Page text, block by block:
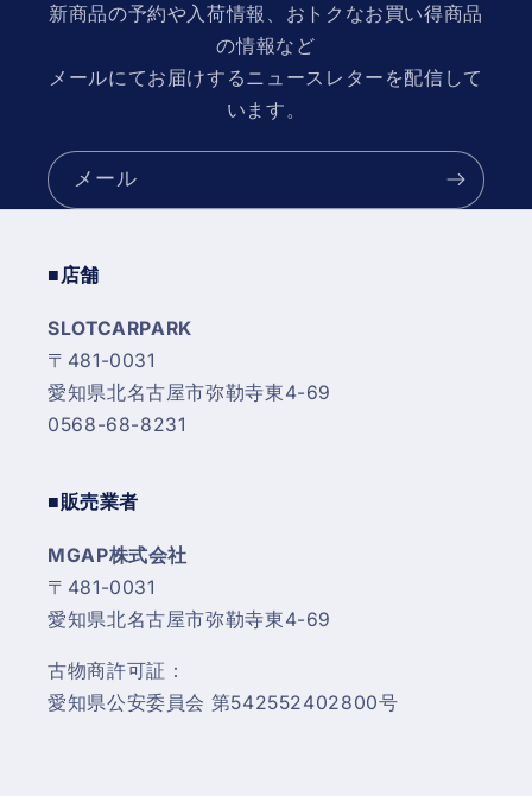
新商品の予約や入荷情報、おトクなお買い得商品
の情報など
メールにてお届けするニュースレターを配信して
います。
メール
■店舗
SLOTCARPARK
〒481-0031
愛知県北名古屋市弥勒寺東4-69
0568-68-8231
■販売業者
MGAP株式会社
〒481-0031
愛知県北名古屋市弥勒寺東4-69
古物商許可証：
愛知県公安委員会 第542552402800号